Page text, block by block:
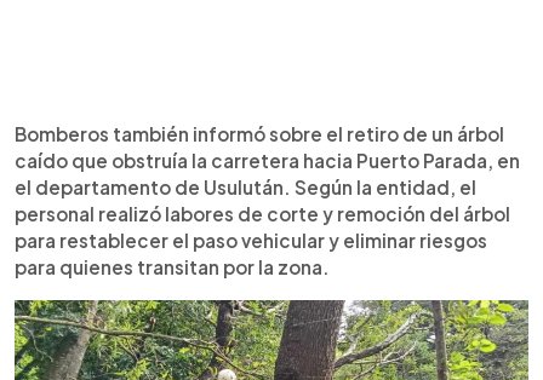
Bomberos también informó sobre el retiro de un árbol
caído que obstruía la carretera hacia Puerto Parada, en
el departamento de Usulután. Según la entidad, el
personal realizó labores de corte y remoción del árbol
para restablecer el paso vehicular y eliminar riesgos
para quienes transitan por la zona.